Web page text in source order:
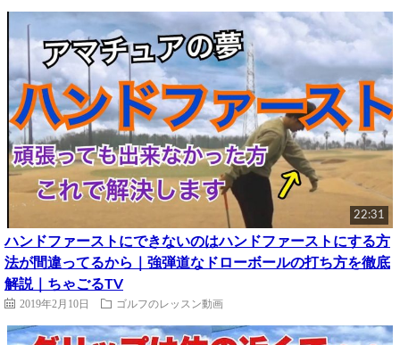
22:31
ハンドファーストにできないのはハンドファーストにする方
法が間違ってるから｜強弾道なドローボールの打ち方を徹底
解説｜ちゃごるTV
2019年2月10日 ゴルフのレッスン動画